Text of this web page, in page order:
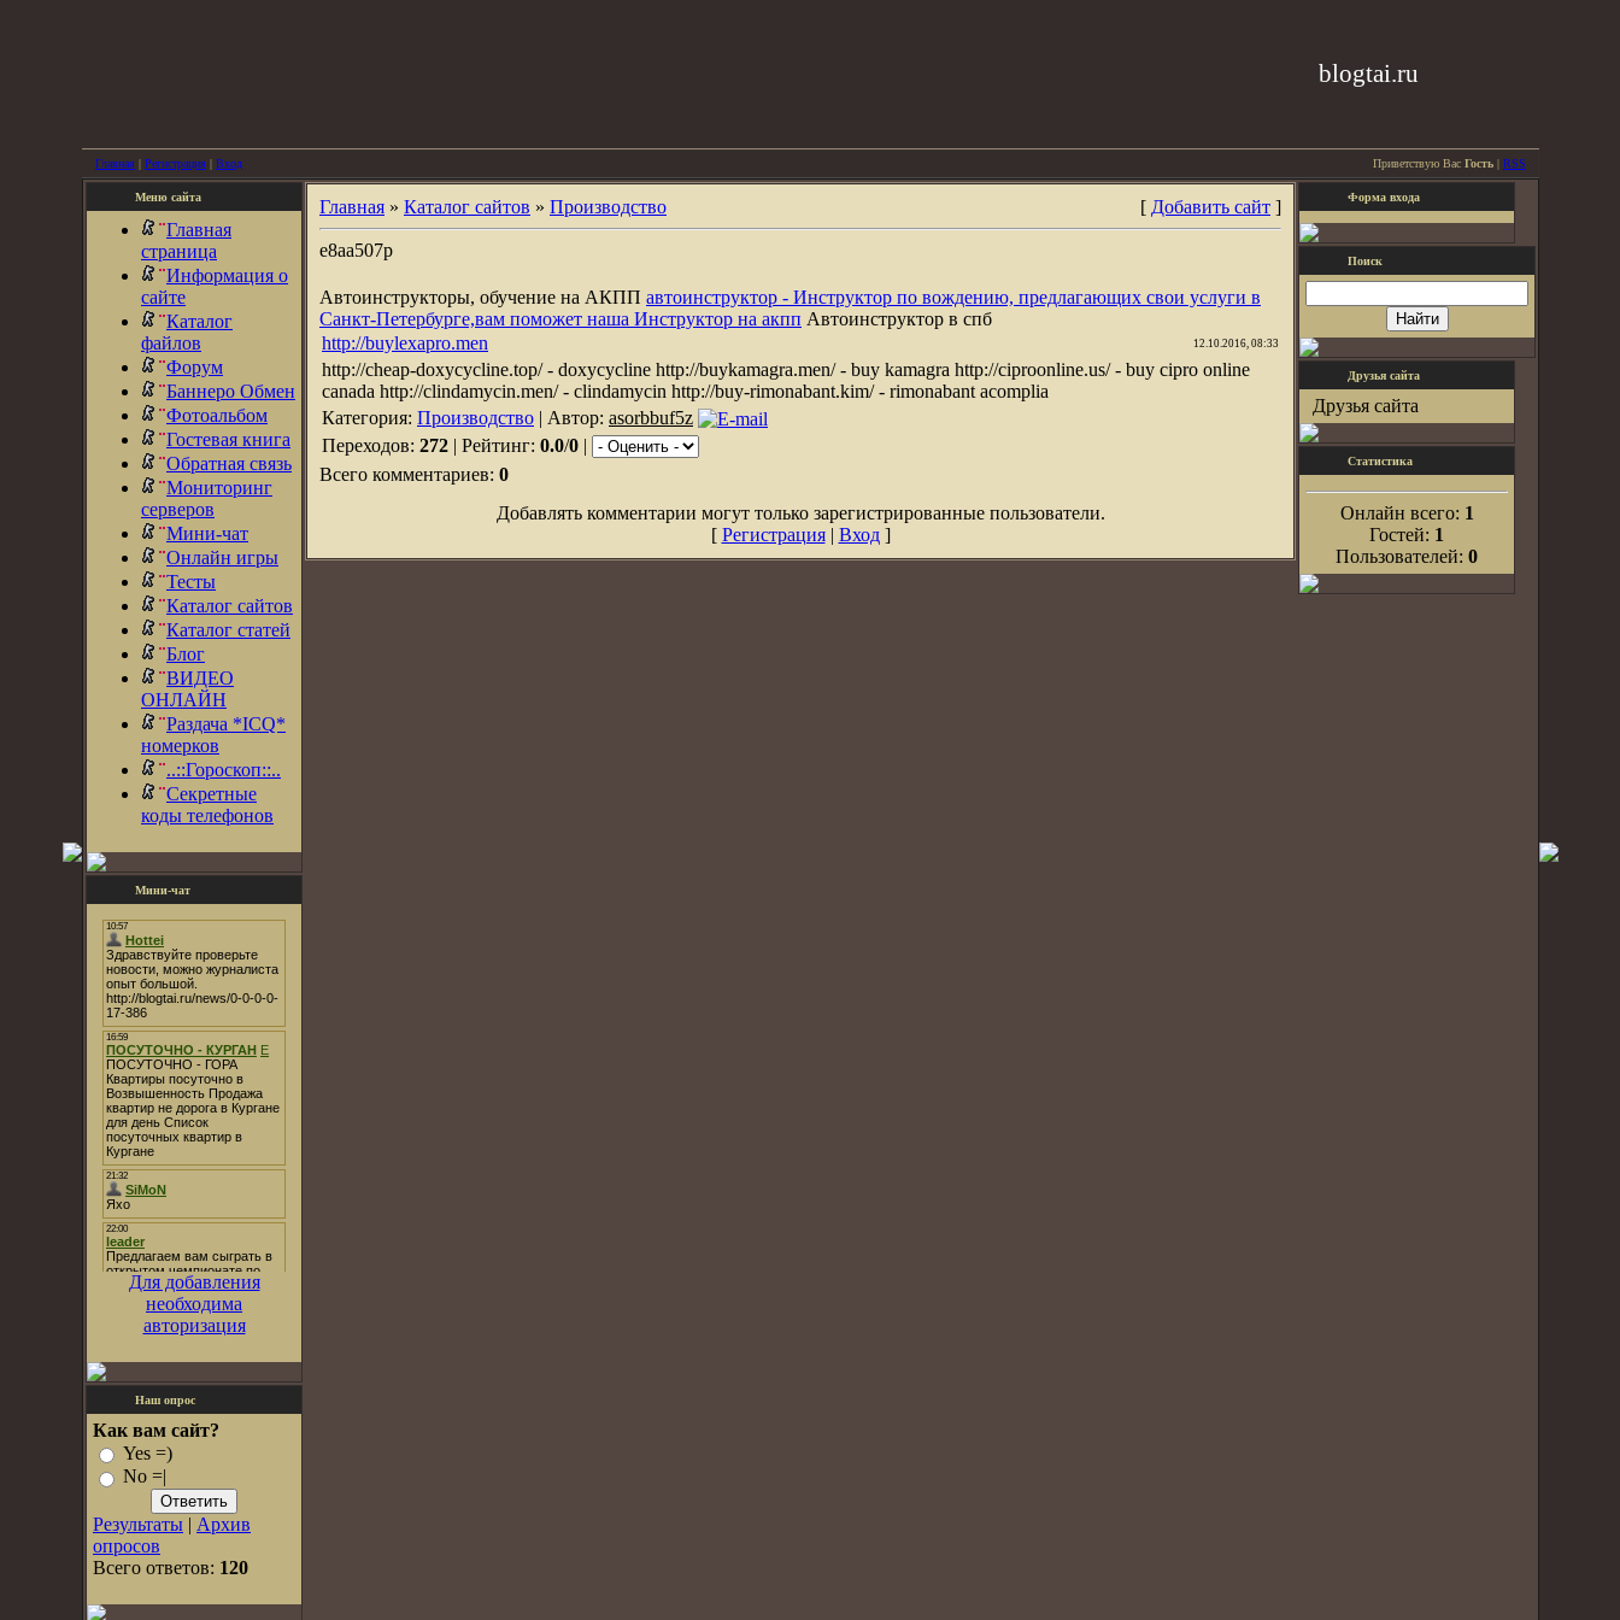
blogtai.ru
Главная | Регистрация | Вход Приветствую Вас Гость | RSS
Меню сайта
Главная
страница
Информация о
сайте
Каталог
файлов
Форум
Баннеро Обмен
Фотоальбом
Гостевая книга
Обратная связь
Мониторинг
серверов
Мини-чат
Онлайн игры
Тесты
Каталог сайтов
Каталог статей
Блог
ВИДЕО
ОНЛАЙН
Раздача *ICQ*
номерков
..::Гороскоп::..
Секретные
коды телефонов
Мини-чат
Для добавления
необходима
авторизация
Наш опрос
Как вам сайт?
Yes =)
No =|
Результаты | Архив
опросов
Всего ответов: 120
Главная » Каталог сайтов » Производство [ Добавить сайт ]
e8aa507p
Автоинструкторы, обучение на АКПП автоинструктор - Инструктор по вождению, предлагающих свои услуги в
Санкт-Петербурге,вам поможет наша Инструктор на акпп Автоинструктор в спб
http://buylexapro.men
12.10.2016, 08:33
http://cheap-doxycycline.top/ - doxycycline http://buykamagra.men/ - buy kamagra http://ciproonline.us/ - buy cipro online
canada http://clindamycin.men/ - clindamycin http://buy-rimonabant.kim/ - rimonabant acomplia
Категория: Производство | Автор: asorbbuf5z
Переходов: 272 | Рейтинг: 0.0/0 |
Всего комментариев: 0
Добавлять комментарии могут только зарегистрированные пользователи.
[ Регистрация| Вход]
Форма входа
Поиск
Друзья сайта
Друзья сайта
Статистика
Онлайн всего: 1
Гостей: 1
Пользователей: 0